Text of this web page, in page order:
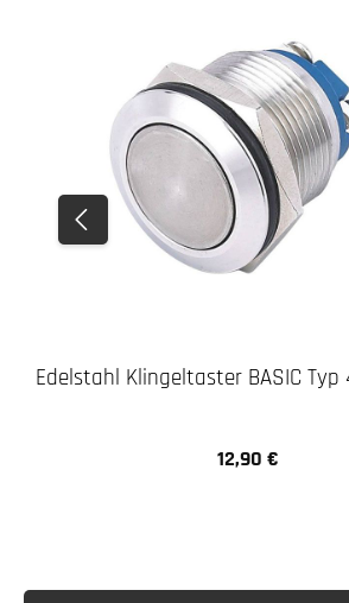
Edelstahl Klingeltaster BASIC Typ
Regulärer Preis:
12,90 €